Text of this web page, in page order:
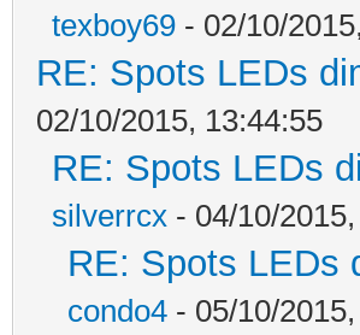
texboy69 - 02/10/
RE: Spots LEDs
02/10/2015, 13:44:55
RE: Spots LEDs
silverrcx - 04/10/
RE: Spots LEDs
condo4 - 05/10/